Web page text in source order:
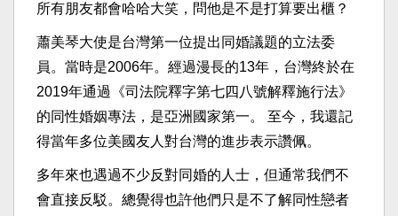
所有朋友都會哈哈大笑，問他是不是打算要出櫃？
蕭美琴大使是台灣第一位提出同婚議題的立法委
員。當時是2006年。經過漫長的13年，台灣終於在
2019年通過《司法院釋字第七四八號解釋施行法》
的同性婚姻專法，是亞洲國家第一。 至今，我還記
得當年多位美國友人對台灣的進步表示讚佩。
多年來也遇過不少反對同婚的人士，但通常我們不
會直接反駁。總覺得也許他們只是不了解同性戀者